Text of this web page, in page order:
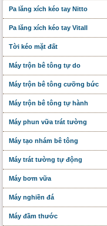
Pa lăng xích kéo tay Nitto
Pa lăng xích kéo tay Vitall
Tời kéo mặt đất
Máy trộn bê tông tự do
Máy trộn bê tông cưỡng bức
Máy trộn bê tông tự hành
Máy phun vữa trát tường
Máy tạo nhám bê tông
Máy trát tường tự động
Máy bơm vữa
Máy nghiền đá
Máy đầm thước